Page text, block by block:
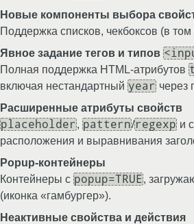
Новые компоненты выбора
Поддержка списков, чекбоксов (в
Явное задание тегов и типов
Полная поддержка HTML-атрибутов
включая нестандартный year через
Расширенные атрибуты свойств
placeholder , pattern/regexp и
расположения и выравнивания
Popup-контейнеры
Контейнеры с popup=TRUE,
(иконка «гамбургер»).
Неактивные свойства и действия